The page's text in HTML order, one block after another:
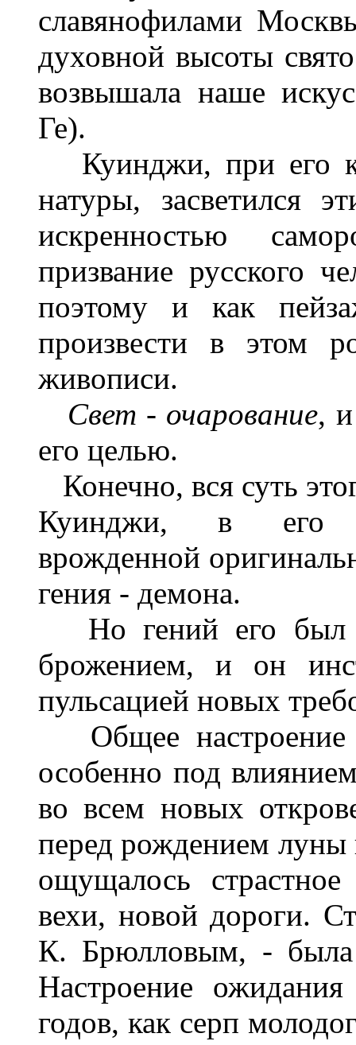
славянофилами
духовной высоты
возвышала наше
Ге).
Куинджи, при его
натуры, засветился
искренностью
призвание русского
поэтому и как
произвести в этом
живописи.
Свет - очарование,
его целью.
Конечно, вся суть
Куинджи, в его
врожденной
гения - демона.
Но гений его был
брожением, и он
пульсацией новых
Общее настроение
особенно под
во всем новых
перед рождением луны
ощущалось
вехи, новой дороги.
К. Брюлловым, - была
Настроение
годов, как серп